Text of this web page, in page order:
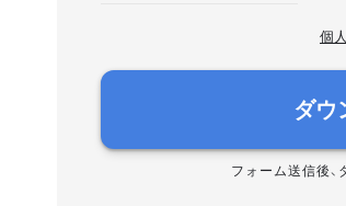
個
ダウ
フォーム送信後